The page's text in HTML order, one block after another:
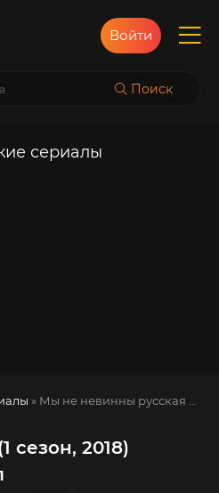
Поиск
Войти
сериалы
» Мы не невинны русская озвучка смотреть полностью онлайн!
сезон, 2018)